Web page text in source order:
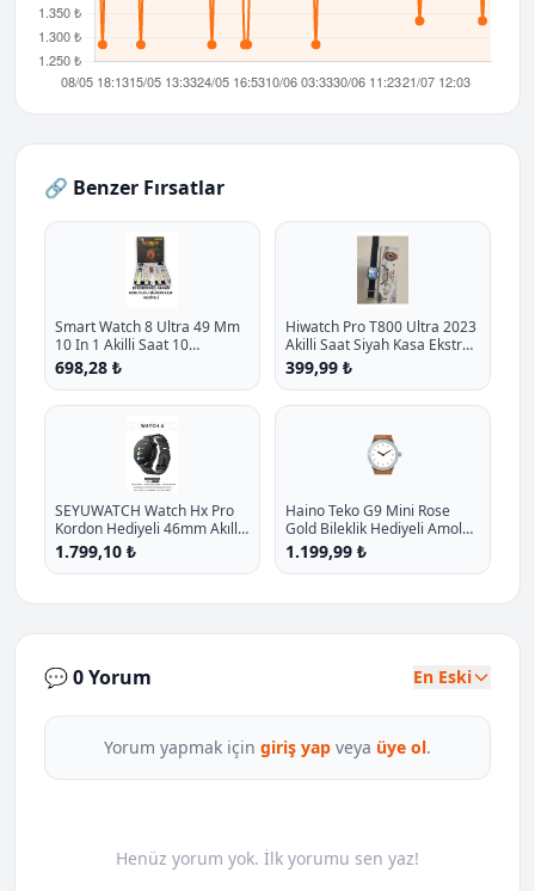
🔗 Benzer Fırsatlar
Smart Watch 8 Ultra 49 Mm
10 In 1 Akilli Saat 10
Kordonlu Takvim Spor
Whatsapp Menulu Koruma
698,28 ₺
Hiwatch Pro T800 Ultra 2023
Akilli Saat Siyah Kasa Ekstra
Kordon Hediyeli P - %27.1
İndirim
399,99 ₺
SEYUWATCH Watch Hx Pro
Kordon Hediyeli 46mm Akıllı
Saat Iphone Ve Android Tüm
Telefonlara Uyumlu
1.799,10 ₺
⌚
Haino Teko G9 Mini Rose
Gold Bileklik Hediyeli Amoled
Ekran 41mm Kadin Akilli Saat
P - %19.9 İndirim
1.199,99 ₺
💬 0 Yorum En Eski
Yorum yapmak için giriş yap veya üye ol.
Henüz yorum yok. İlk yorumu sen yaz!